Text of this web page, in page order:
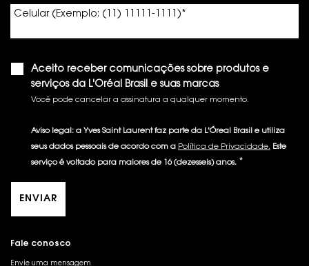
Celular (Exemplo: (11) 11111-1111) *
Aceito receber comunicações sobre produtos e
serviços da L'Oréal Brasil e suas marcas
Você pode cancelar a assinatura a qualquer momento.​
Aviso legal: a Yves Saint Laurent faz parte da L'Óreal Brasil e utiliza
seus dados pessoais de acordo com a Política de Privacidade. Este
serviço é voltado para maiores de 16 (dezesseis) anos. *
ENVIAR
Fale conosco
Envie uma mensagem